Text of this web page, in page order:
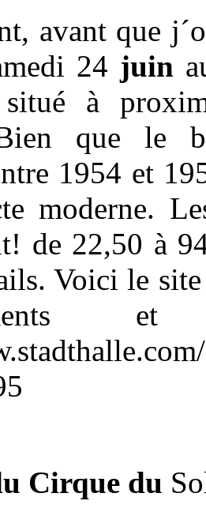
avant que
24 juin
à
que le
1954 et
moderne.
de 22,50 à
Voici le
Cirque du